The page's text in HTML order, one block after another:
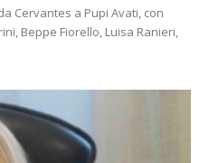
Cervantes a Pupi Avati, con
Beppe Fiorello, Luisa Ranieri,